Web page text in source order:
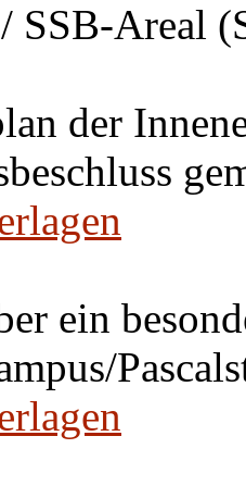
SSB-Areal
der
ein